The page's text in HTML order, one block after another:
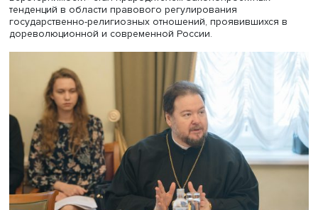
Она отметила, что в современных условиях особое
уделяется проблеме укрепления российских духовно-
нравственных ценностей. Вместе с тем важно, чтобы тон
дискуссии задавали люди, глубоко знающие этическую
историческую подоплеку проблем, историю
государства, общества и религиозных объединений.
По мнению научного руководителя Центра религии и
НИУ ВШЭ, доктора теологии, кандидата философских
профессора игумена Серапиона (Августа Митько) , указ
императора Николая II «Об укреплении начал
веротерпимости» стал прародителем законопроектных
тенденций в области правового регулирования
государственно-религиозных отношений,
дореволюционной и современной России.